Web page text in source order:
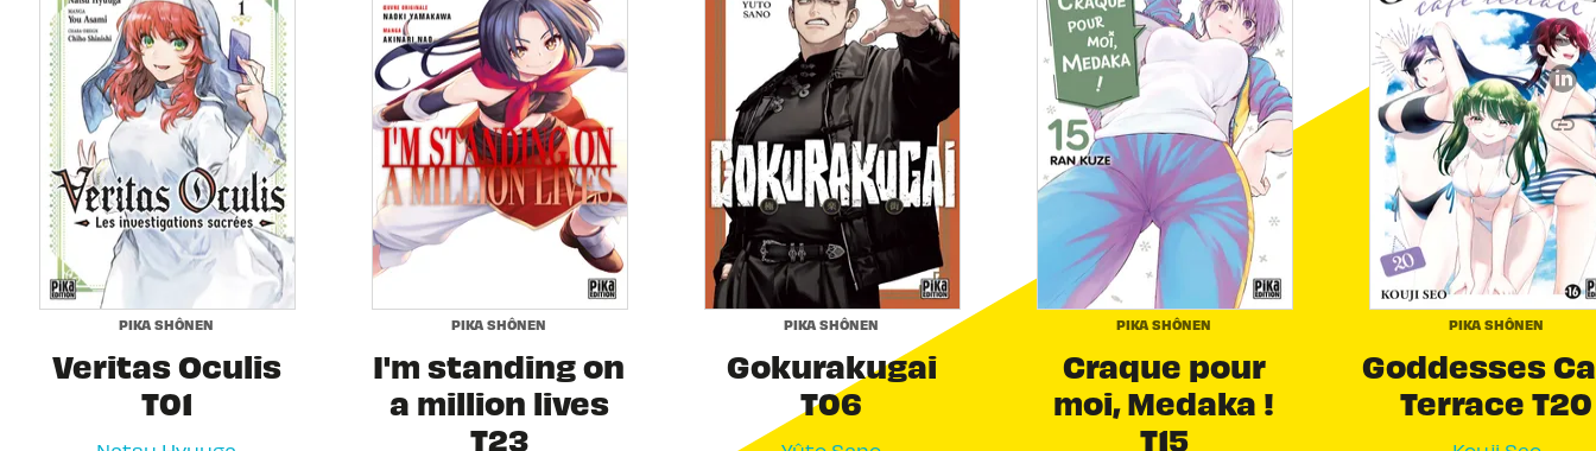
PIKA SHÔNEN
Veritas Oculis
T01
PIKA SHÔNEN
I'm standing on
a million lives
T23
PIKA SHÔNEN
Gokurakugai
T06
PIKA SHÔNEN
Craque pour
moi, Medaka !
T15
PIKA SHÔNEN
Goddesses
Terrace T20
link